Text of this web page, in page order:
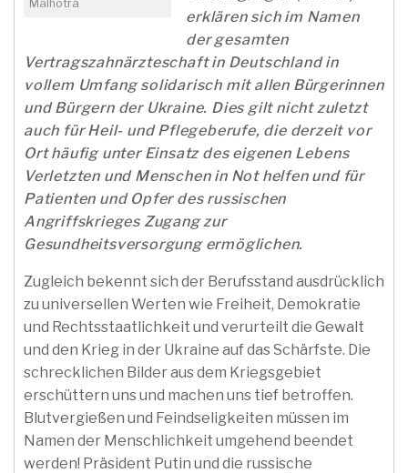
Malhotra
erklären sich im Namen
der gesamten
Vertragszahnärzteschaft in Deutschland in
vollem Umfang solidarisch mit allen Bürgerinnen
und Bürgern der Ukraine. Dies gilt nicht zuletzt
auch für Heil- und Pflegeberufe, die derzeit vor
Ort häufig unter Einsatz des eigenen Lebens
Verletzten und Menschen in Not helfen und für
Patienten und Opfer des russischen
Angriffskrieges Zugang zur
Gesundheitsversorgung ermöglichen.
Zugleich bekennt sich der Berufsstand ausdrücklich
zu universellen Werten wie Freiheit, Demokratie
und Rechtsstaatlichkeit und verurteilt die Gewalt
und den Krieg in der Ukraine auf das Schärfste. Die
schrecklichen Bilder aus dem Kriegsgebiet
erschüttern uns und machen uns tief betroffen.
Blutvergießen und Feindseligkeiten müssen im
Namen der Menschlichkeit umgehend beendet
werden! Präsident Putin und die russische